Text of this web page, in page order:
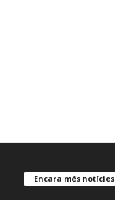
Encara més notícies